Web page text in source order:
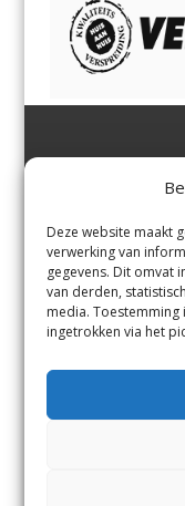
Deze website maakt
verwerking van
gegevens. Dit omvat
van derden,
media.
ingetrokken via het
Margadantstraat 34
0255-533900
info@jutter.nlof
st.nl
Contact
Andere uitgaven
Voorwaarden
©